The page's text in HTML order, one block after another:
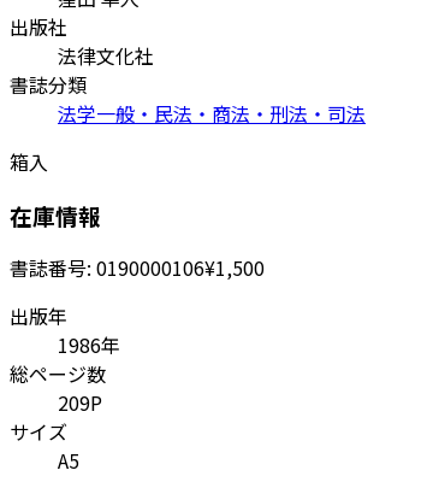
出版社
法律文化社
書誌分類
法学一般・民法・商法・刑法・司法
箱入
在庫情報
書誌番号: 0190000106¥1,500
出版年
1986年
総ページ数
209P
サイズ
A5